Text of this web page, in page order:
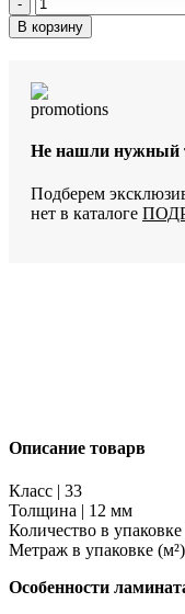
товара
Ламинат
Anatolia
Platinum
Дуб
ANP-
В корзину
Не нашли нужный
Подберем
нет в каталоге
Описание товарв
Класс | 33
Толщина | 12 мм
Количество в
Метраж в упаковке (м²)
Особенности